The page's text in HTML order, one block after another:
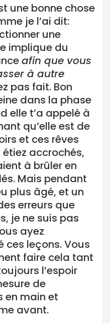
une bonne chose
je l’ai dit:
une
implique du
afin que vous
à autre
pas fait. Bon
dans la phase
elle t’a appelé à
qu’elle est de
et ces rêves
accrochés,
à brûler en
Mais pendant
plus âgé, et un
erreurs que
je ne suis pas
ayez
ces leçons. Vous
faire cela tant
l’espoir
de
en main et
avant.